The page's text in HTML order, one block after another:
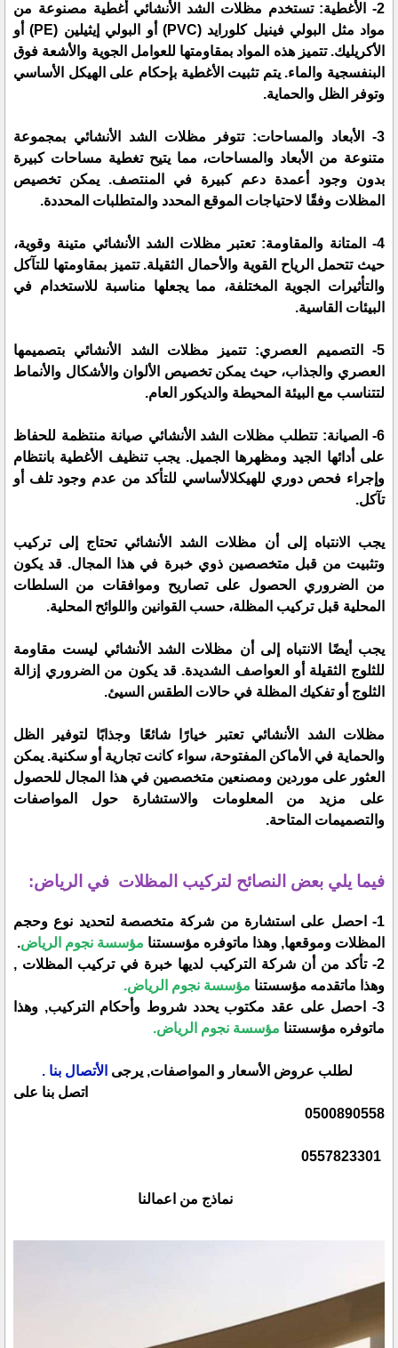
2- الأغطية: تستخدم مظلات الشد الأنشائي أغطية مصنوعة من
مواد مثل البولي فينيل كلورايد (PVC) أو البولي إيثيلين (PE) أو
الأكريليك. تتميز هذه المواد بمقاومتها للعوامل الجوية والأشعة فوق
البنفسجية والماء. يتم تثبيت الأغطية بإحكام على الهيكل الأساسي
وتوفر الظل والحماية.
3- الأبعاد والمساحات: تتوفر مظلات الشد الأنشائي بمجموعة
متنوعة من الأبعاد والمساحات، مما يتيح تغطية مساحات كبيرة
بدون وجود أعمدة دعم كبيرة في المنتصف. يمكن تخصيص
المظلات وفقًا لاحتياجات الموقع المحدد والمتطلبات المحددة.
4- المتانة والمقاومة: تعتبر مظلات الشد الأنشائي متينة وقوية،
حيث تتحمل الرياح القوية والأحمال الثقيلة. تتميز بمقاومتها للتآكل
والتأثيرات الجوية المختلفة، مما يجعلها مناسبة للاستخدام في
البيئات القاسية.
5- التصميم العصري: تتميز مظلات الشد الأنشائي بتصميمها
العصري والجذاب، حيث يمكن تخصيص الألوان والأشكال والأنماط
لتتناسب مع البيئة المحيطة والديكور العام.
6- الصيانة: تتطلب مظلات الشد الأنشائي صيانة منتظمة للحفاظ
على أدائها الجيد ومظهرها الجميل. يجب تنظيف الأغطية بانتظام
وإجراء فحص دوري للهيكلالأساسي للتأكد من عدم وجود تلف أو
تآكل.
يجب الانتباه إلى أن مظلات الشد الأنشائي تحتاج إلى تركيب
وتثبيت من قبل متخصصين ذوي خبرة في هذا المجال. قد يكون
من الضروري الحصول على تصاريح وموافقات من السلطات
المحلية قبل تركيب المظلة، حسب القوانين واللوائح المحلية.
يجب أيضًا الانتباه إلى أن مظلات الشد الأنشائي ليست مقاومة
للثلوج الثقيلة أو العواصف الشديدة. قد يكون من الضروري إزالة
الثلوج أو تفكيك المظلة في حالات الطقس السيئ.
مظلات الشد الأنشائي تعتبر خيارًا شائعًا وجذابًا لتوفير الظل
والحماية في الأماكن المفتوحة، سواء كانت تجارية أو سكنية. يمكن
العثور على موردين ومصنعين متخصصين في هذا المجال للحصول
على مزيد من المعلومات والاستشارة حول المواصفات
والتصميمات المتاحة.
فيما يلي بعض النصائح لتركيب المظلات في الرياض:
1- احصل على استشارة من شركة متخصصة لتحديد نوع وحجم
المظلات وموقعها, وهذا ماتوفره مؤسستنا مؤسسة نجوم الرياض.
2- تأكد من أن شركة التركيب لديها خبرة في تركيب المظلات ,
وهذا ماتقدمه مؤسستنا مؤسسة نجوم الرياض.
3- احصل على عقد مكتوب يحدد شروط وأحكام التركيب, وهذا
ماتوفره مؤسستنا مؤسسة نجوم الرياض.
لطلب عروض الأسعار و المواصفات, يرجى الأتصال بنا .
اتصل بنا على
0500890558
نماذج من اعمالنا